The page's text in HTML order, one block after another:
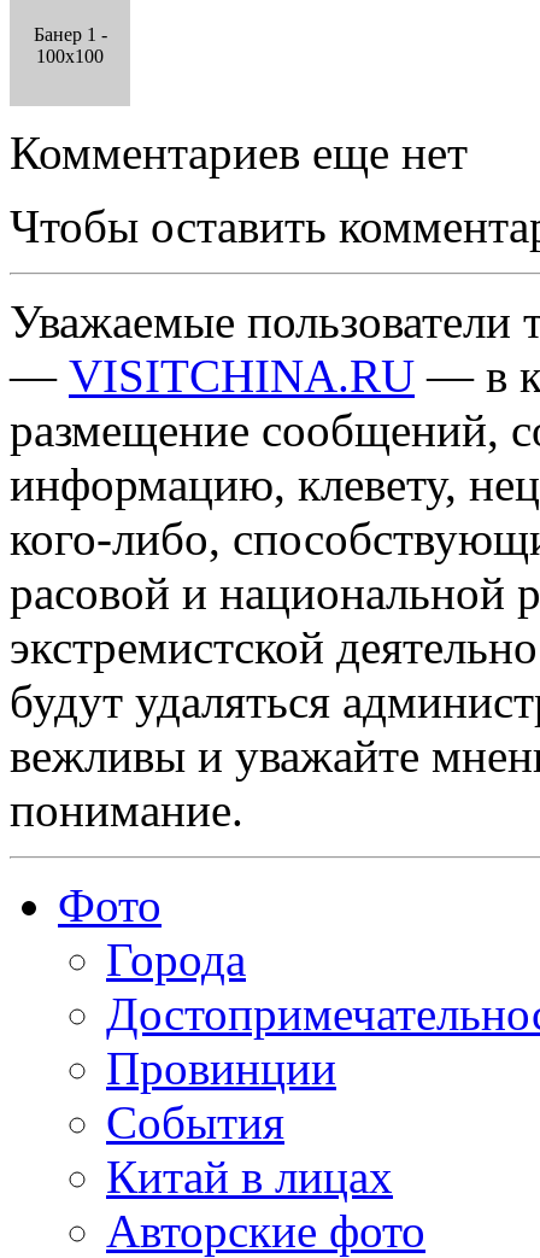
Банер 1 -
100x100
Комментариев еще нет
Чтобы оставить
Уважаемые пользователи
— VISITCHINA.RU — в
размещение сообщений,
информацию, клевету,
кого-либо,
расовой и национальной
экстремистской
будут удаляться
вежливы и уважайте
понимание.
Фото
Города
Провинции
События
Китай в лицах
Авторские фото